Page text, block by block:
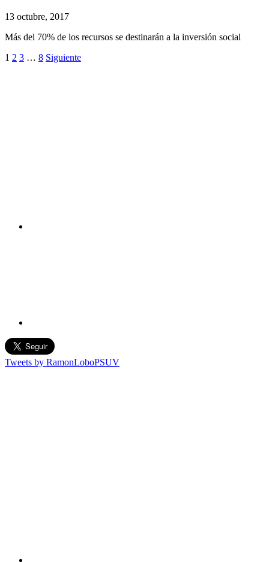
13 octubre, 2017
Más del 70% de los recursos se destinarán a la inversión social
1 2 3 … 8 Siguiente
Tweets by RamonLoboPSUV